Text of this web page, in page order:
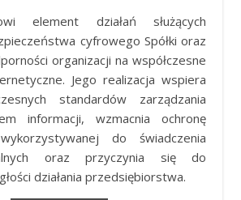
element działań służących
cyfrowego Spółki oraz
organizacji na współczesne
Jego realizacja wspiera
standardów zarządzania
informacji, wzmacnia ochronę
do świadczenia
oraz przyczynia się do
działania przedsiębiorstwa.